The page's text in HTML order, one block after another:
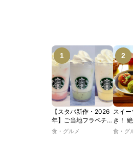
【スタバ新作・2026
年】ご当地フラペチー
ノが新登場！ 地域と
食・グルメ
スイ
き！
ホテル
食・グ